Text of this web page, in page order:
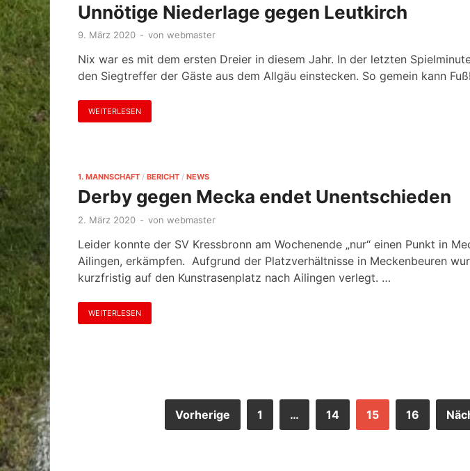
Unnötige Niederlage gegen Leutkirch
9. März 2020 - von webmaster
Nix war es mit dem ersten Dreier in diesem Jahr. In der letzten
den Siegtreffer der Gäste aus dem Allgäu einstecken. So gemein kann
WEITERLESEN
1. MANNSCHAFT / BERICHT / NEWS
Derby gegen Mecka endet Unentschieden
2. März 2020 - von webmaster
Leider konnte der SV Kressbronn am Wochenende „nur“ einen Punkt in
Ailingen, erkämpfen. Aufgrund der Platzverhältnisse in Meckenbeuren
kurzfristig auf den Kunstrasenplatz nach Ailingen verlegt. …
WEITERLESEN
Vorherige 1 … 14 15 16